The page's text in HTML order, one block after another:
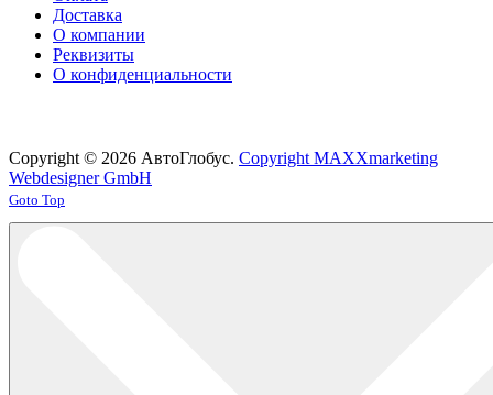
Доставка
О компании
Реквизиты
О конфиденциальности
Copyright © 2026 АвтоГлобус. Copyright MAXXmarketing
Webdesigner GmbH
Joomla! 3 Templates
Goto Top